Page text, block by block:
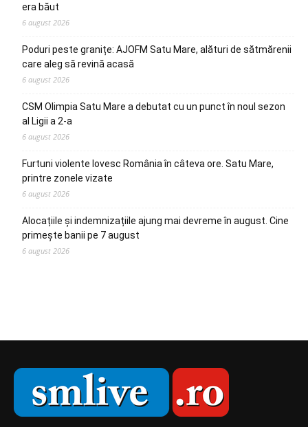
era băut
6 august 2026
Poduri peste granițe: AJOFM Satu Mare, alături de sătmărenii
care aleg să revină acasă
6 august 2026
CSM Olimpia Satu Mare a debutat cu un punct în noul sezon
al Ligii a 2-a
6 august 2026
Furtuni violente lovesc România în câteva ore. Satu Mare,
printre zonele vizate
6 august 2026
Alocațiile și indemnizațiile ajung mai devreme în august. Cine
primește banii pe 7 august
6 august 2026